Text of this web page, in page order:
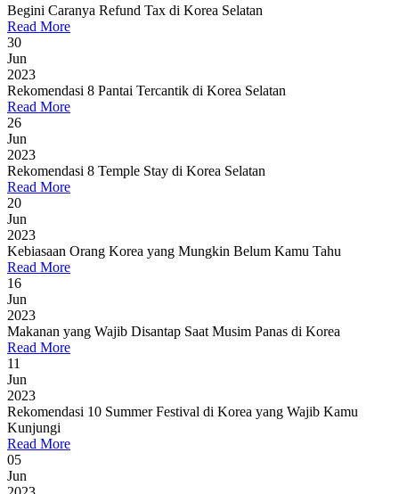
Begini Caranya Refund Tax di Korea Selatan
Read More
30
Jun
2023
Rekomendasi 8 Pantai Tercantik di Korea Selatan
Read More
26
Jun
2023
Rekomendasi 8 Temple Stay di Korea Selatan
Read More
20
Jun
2023
Kebiasaan Orang Korea yang Mungkin Belum Kamu Tahu
Read More
16
Jun
2023
Makanan yang Wajib Disantap Saat Musim Panas di Korea
Read More
11
Jun
2023
Rekomendasi 10 Summer Festival di Korea yang Wajib Kamu
Kunjungi
Read More
05
Jun